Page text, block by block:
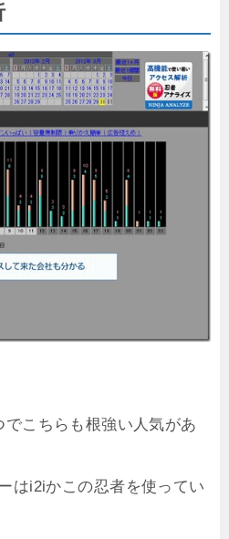
こちらも根強い人気があ
はi2iかこの忍者を使ってい